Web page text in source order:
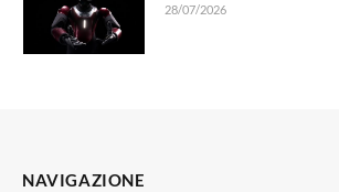
28/07/2026
NAVIGAZIONE